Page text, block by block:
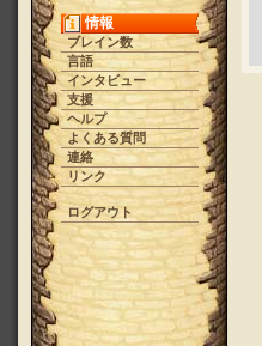
情報
ブレイン数
言語
インタビュー
支援
ヘルプ
よくある質問
連絡
リンク
ログアウト